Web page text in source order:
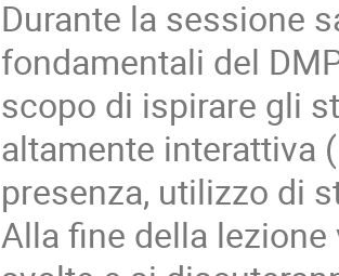
Durante la sessione
fondamentali del
scopo di ispirare gli
altamente interattiva
presenza, utilizzo di
Alla fine della